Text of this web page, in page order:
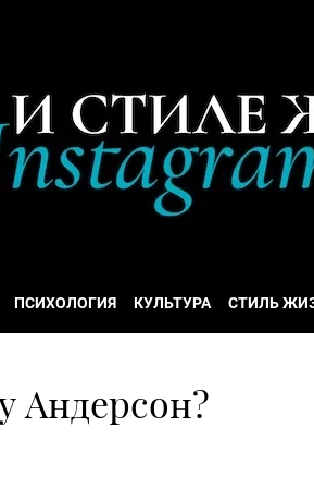
ПСИХОЛОГИЯ КУЛЬТУРА СТИЛЬ
Андерсон?